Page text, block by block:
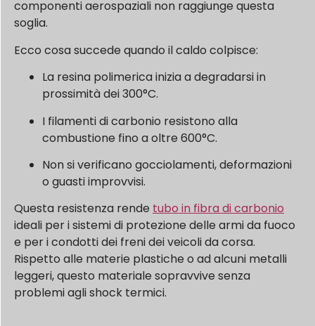
componenti aerospaziali non raggiunge questa
soglia.
Ecco cosa succede quando il caldo colpisce:
La resina polimerica inizia a degradarsi in
prossimità dei 300°C.
I filamenti di carbonio resistono alla
combustione fino a oltre 600°C.
Non si verificano gocciolamenti, deformazioni
o guasti improvvisi.
Questa resistenza rende tubo in fibra di carbonio
ideali per i sistemi di protezione delle armi da fuoco
e per i condotti dei freni dei veicoli da corsa.
Rispetto alle materie plastiche o ad alcuni metalli
leggeri, questo materiale sopravvive senza
problemi agli shock termici.